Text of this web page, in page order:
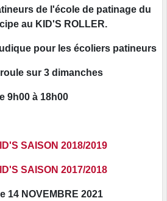
de l'école de patinage du
au KID'S ROLLER.
pour les écoliers patineurs
sur 3 dimanches
9h00 à 18h00
SAISON 2018/2019
SAISON 2017/2018
14 NOVEMBRE 2021